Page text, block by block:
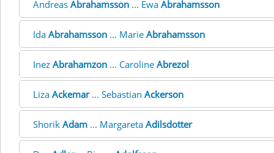
Andreas Abrahamsson ... Ewa Abrahamsson
Ida Abrahamsson ... Marie Abrahamsson
Inez Abrahamzon ... Caroline Abrezol
Liza Ackemar... Sebastian Ackerson
Shorik Adam ... Margareta Adilsdotter